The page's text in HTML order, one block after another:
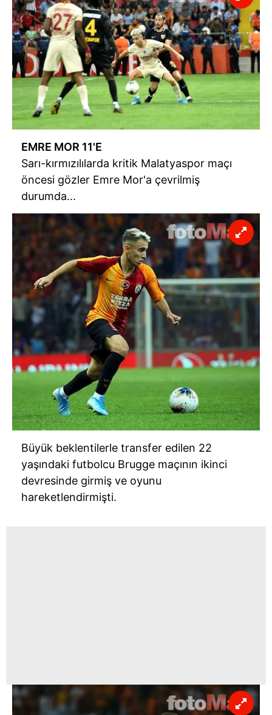
EMRE MOR 11'E
Sarı-kırmızılılarda kritik Malatyaspor maçı
öncesi gözler Emre Mor'a çevrilmiş
durumda...
Büyük beklentilerle transfer edilen 22
yaşındaki futbolcu Brugge maçının ikinci
devresinde girmiş ve oyunu
hareketlendirmişti.